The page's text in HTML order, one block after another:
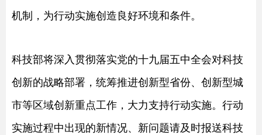
机制，为行动实施创造良好环境和条件。
科技部将深入贯彻落实党的十九届五中全会对科技
创新的战略部署，统筹推进创新型省份、创新型城
市等区域创新重点工作，大力支持行动实施。行动
实施过程中出现的新情况、新问题请及时报送科技